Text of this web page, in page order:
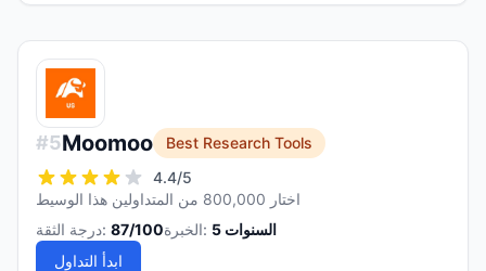
#5Moomoo
Best Research Tools
4.4/5
اختار 800,000 من المتداولين هذا الوسيط
درجة الثقة: 87/100 الخبرة: 5 السنوات
ابدأ التداول